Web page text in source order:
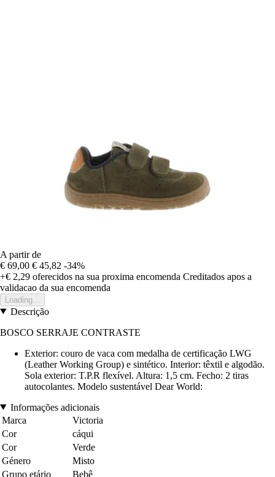
A partir de
€ 69,00 € 45,82 -34%
+€ 2,29 oferecidos na sua proxima encomenda Creditados apos a
validacao da sua encomenda
Loading...
Descrição
BOSCO SERRAJE CONTRASTE
Exterior: couro de vaca com medalha de certificação LWG
(Leather Working Group) e sintético. Interior: têxtil e algodão.
Sola exterior: T.P.R flexível. Altura: 1,5 cm. Fecho: 2 tiras
autocolantes. Modelo sustentável Dear World:
Informações adicionais
Marca
Victoria
Cor
cáqui
Cor
Verde
Género
Misto
Grupo etário
Bebê